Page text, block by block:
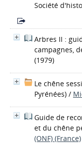
Société
Arbres II :
campagnes,
(1979)
Le chêne
Pyrénées) /
Guide de
et du chêne
(ONF) (France)